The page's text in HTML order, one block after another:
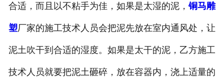
合适，而且以不粘手为佳，如果是太湿的泥，铜马雕
塑厂家的施工技术人员会把泥先放在室内通风处，让
泥土吹干到合适的湿度。如果是太干的泥，乙方施工
技术人员就要把泥土砸碎，放在容器内，浇上适量的